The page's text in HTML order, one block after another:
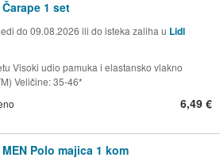
Čarape 1 set
do 09.08.2026 ili do isteka zaliha u Lidl
Visoki udio pamuka i elastansko vlakno
Veličine: 35-46*
6,49 €
MEN Polo majica 1 kom